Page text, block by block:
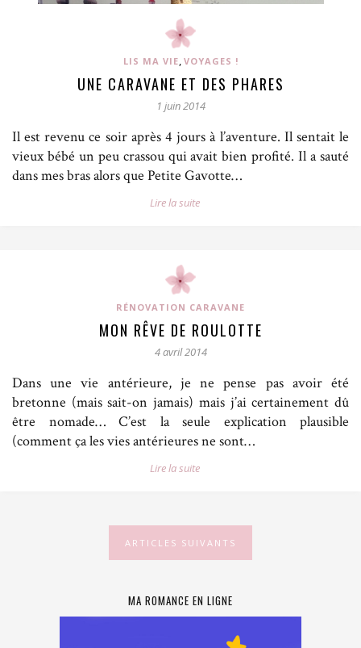
LIS MA VIE, VOYAGES !
UNE CARAVANE ET DES PHARES
1 juin 2014
Il est revenu ce soir après 4 jours à l’aventure. Il sentait le
vieux bébé un peu crassou qui avait bien profité. Il a sauté
dans mes bras alors que Petite Gavotte…
Lire la suite
RÉNOVATION CARAVANE
MON RÊVE DE ROULOTTE
4 avril 2014
Dans une vie antérieure, je ne pense pas avoir été
bretonne (mais sait-on jamais) mais j’ai certainement dû
être nomade… C’est la seule explication plausible
(comment ça les vies antérieures ne sont…
Lire la suite
ARTICLES SUIVANTS
MA ROMANCE EN LIGNE